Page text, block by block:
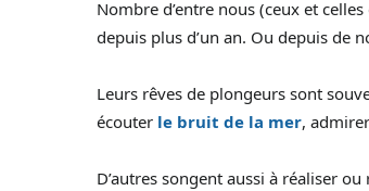
Nombre d’entre nous (ceux et
depuis plus d’un an. Ou depuis de
Leurs rêves de plongeurs sont
écouter le bruit de la mer,
D’autres songent aussi à réaliser